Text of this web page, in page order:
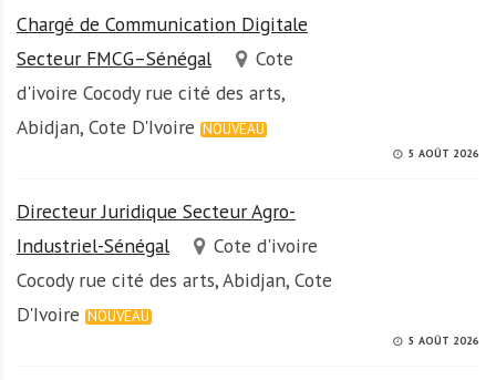
Chargé de Communication Digitale
Secteur FMCG–Sénégal
Cote
d'ivoire Cocody rue cité des arts,
Abidjan, Cote D'Ivoire NOUVEAU
5 AOÛT 2026
Directeur Juridique Secteur Agro-
Industriel-Sénégal
Cote d'ivoire
Cocody rue cité des arts, Abidjan, Cote
D'Ivoire NOUVEAU
5 AOÛT 2026